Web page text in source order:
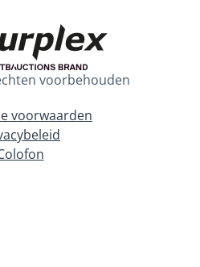
voorbehouden
voorwaarden